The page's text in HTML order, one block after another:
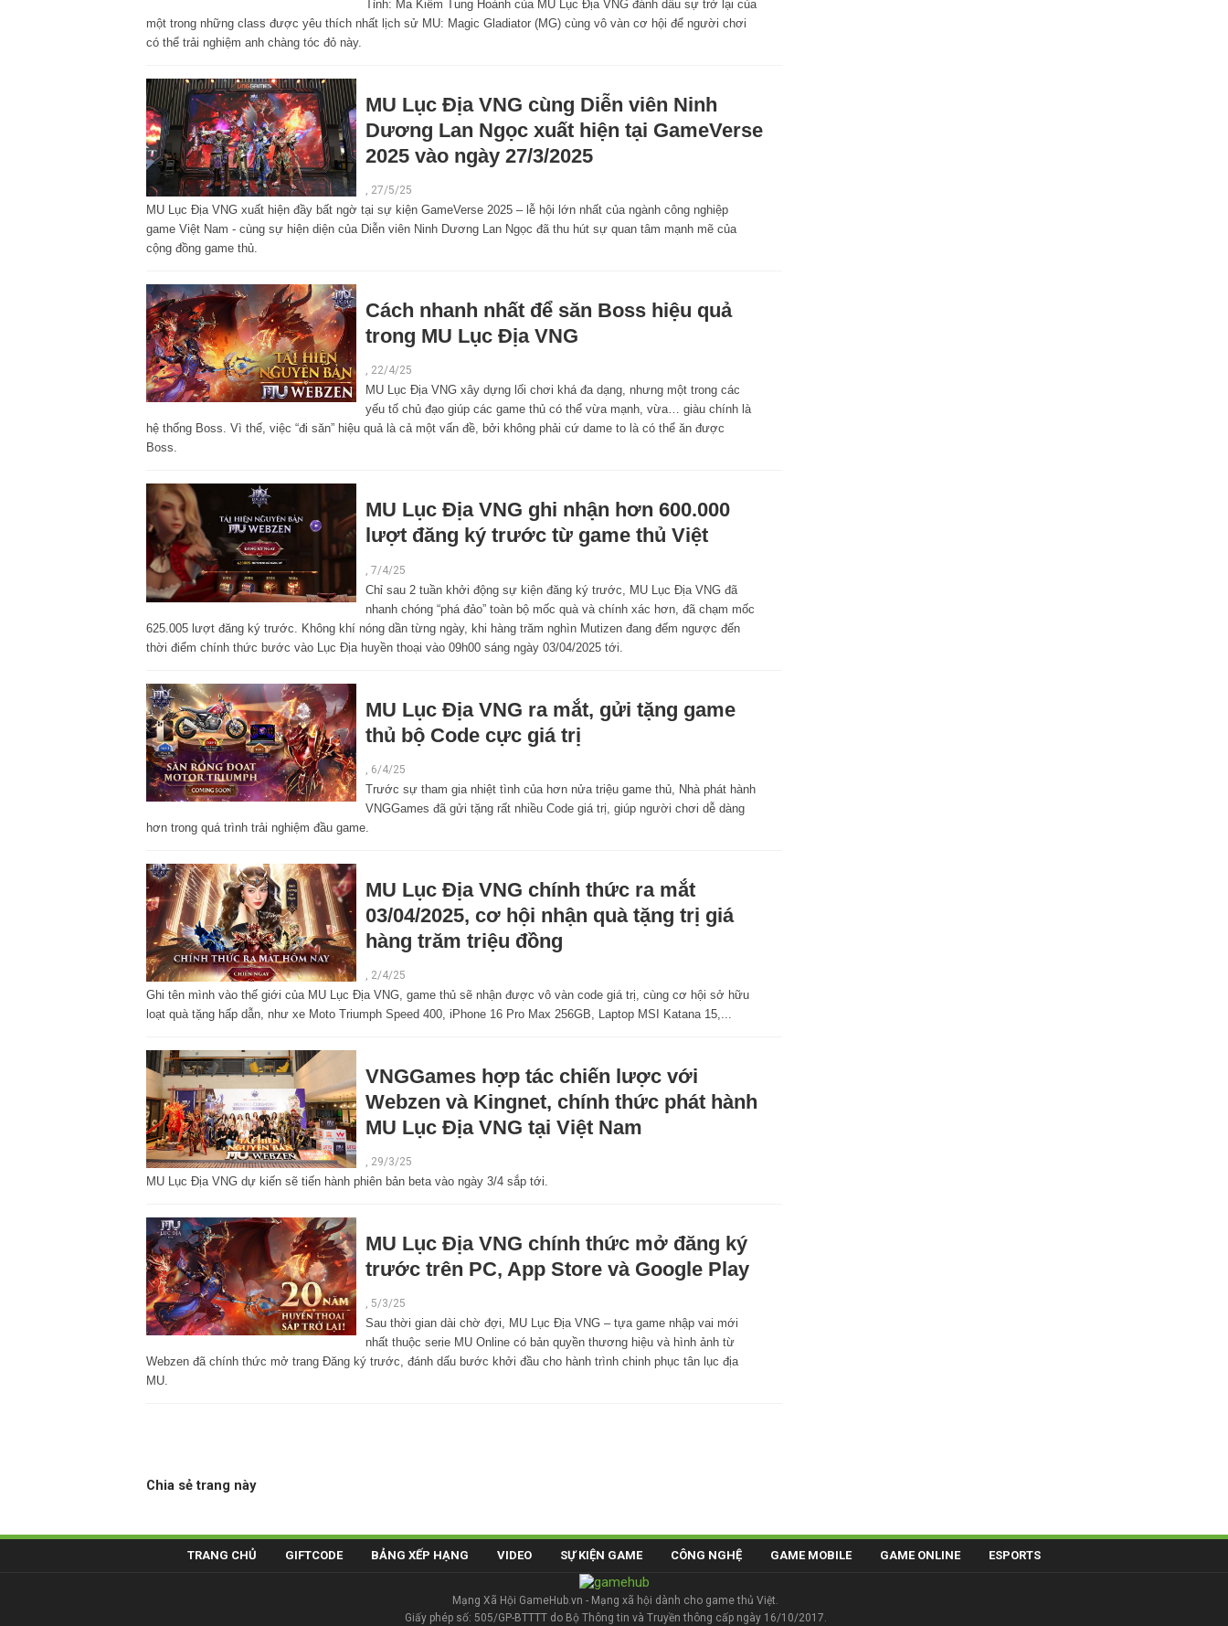
Tỉnh: Ma Kiếm Tung Hoành của MU Lục Địa VNG đánh dấu sự trở lại của
một trong những class được yêu thích nhất lịch sử MU: Magic Gladiator (MG) cùng vô vàn cơ hội để người chơi
có thể trải nghiệm anh chàng tóc đỏ này.
MU Lục Địa VNG cùng Diễn viên Ninh
Dương Lan Ngọc xuất hiện tại GameVerse
2025 vào ngày 27/3/2025
, 27/5/25
MU Lục Địa VNG xuất hiện đầy bất ngờ tại sự kiện GameVerse 2025 – lễ hội lớn nhất của ngành công nghiệp
game Việt Nam - cùng sự hiện diện của Diễn viên Ninh Dương Lan Ngọc đã thu hút sự quan tâm mạnh mẽ của
cộng đồng game thủ.
Cách nhanh nhất để săn Boss hiệu quả
trong MU Lục Địa VNG
, 22/4/25
MU Lục Địa VNG xây dựng lối chơi khá đa dạng, nhưng một trong các
yếu tố chủ đạo giúp các game thủ có thể vừa mạnh, vừa… giàu chính là
hệ thống Boss. Vì thế, việc “đi săn” hiệu quả là cả một vấn đề, bởi không phải cứ dame to là có thể ăn được
Boss.
MU Lục Địa VNG ghi nhận hơn 600.000
lượt đăng ký trước từ game thủ Việt
7/4/25
Chỉ sau 2 tuần khởi động sự kiện đăng ký trước, MU Lục Địa VNG đã
nhanh chóng “phá đảo” toàn bộ mốc quà và chính xác hơn, đã chạm mốc
625.005 lượt đăng ký trước. Không khí nóng dần từng ngày, khi hàng trăm nghìn Mutizen đang đếm ngược đến
thời điểm chính thức bước vào Lục Địa huyền thoại vào 09h00 sáng ngày 03/04/2025 tới.
MU Lục Địa VNG ra mắt, gửi tặng game
thủ bộ Code cực giá trị
6/4/25
Trước sự tham gia nhiệt tình của hơn nửa triệu game thủ, Nhà phát hành
VNGGames đã gửi tặng rất nhiều Code giá trị, giúp người chơi dễ dàng
hơn trong quá trình trải nghiệm đầu game.
MU Lục Địa VNG chính thức ra mắt
03/04/2025, cơ hội nhận quà tặng trị giá
hàng trăm triệu đồng
, 2/4/25
Ghi tên mình vào thế giới của MU Lục Địa VNG, game thủ sẽ nhận được vô vàn code giá trị, cùng cơ hội sở hữu
loạt quà tặng hấp dẫn, như xe Moto Triumph Speed 400, iPhone 16 Pro Max 256GB, Laptop MSI Katana 15,...
VNGGames hợp tác chiến lược với
Webzen và Kingnet, chính thức phát hành
MU Lục Địa VNG tại Việt Nam
, 29/3/25
MU Lục Địa VNG dự kiến sẽ tiến hành phiên bản beta vào ngày 3/4 sắp tới.
MU Lục Địa VNG chính thức mở đăng ký
trước trên PC, App Store và Google Play
, 5/3/25
Sau thời gian dài chờ đợi, MU Lục Địa VNG – tựa game nhập vai mới
nhất thuộc serie MU Online có bản quyền thương hiệu và hình ảnh từ
Webzen đã chính thức mở trang Đăng ký trước, đánh dấu bước khởi đầu cho hành trình chinh phục tân lục địa
MU.
Chia sẻ trang này
TRANG CHỦ GIFTCODE BẢNG XẾP HẠNG VIDEO SỰ KIỆN GAME CÔNG NGHỆ GAME MOBILE GAME ONLINE ESPORTS
Mạng Xã Hội GameHub.vn - Mạng xã hội dành cho game thủ Việt.
Giấy phép số: 505/GP-BTTTT do Bộ Thông tin và Truyền thông cấp ngày 16/10/2017.